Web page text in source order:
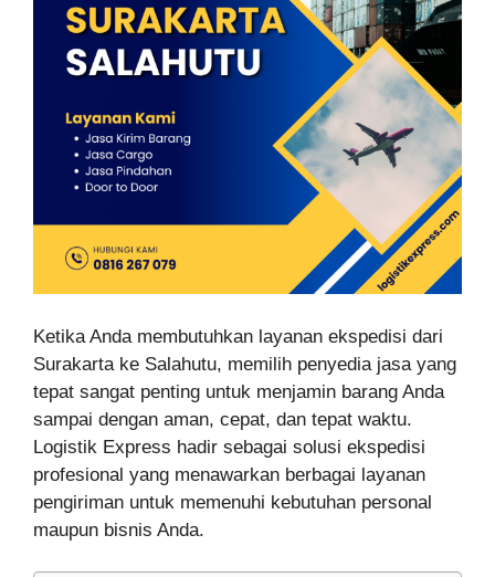
Ketika Anda membutuhkan layanan ekspedisi dari
Surakarta ke Salahutu, memilih penyedia jasa yang
tepat sangat penting untuk menjamin barang Anda
sampai dengan aman, cepat, dan tepat waktu.
Logistik Express hadir sebagai solusi ekspedisi
profesional yang menawarkan berbagai layanan
pengiriman untuk memenuhi kebutuhan personal
maupun bisnis Anda.